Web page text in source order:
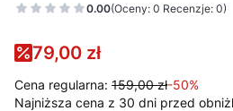
0.00(Oceny: 0 Recenzje: 0)
79,00 zł
Cena regularna: 159,00 zł-50%
Najniższa cena z 30 dni przed